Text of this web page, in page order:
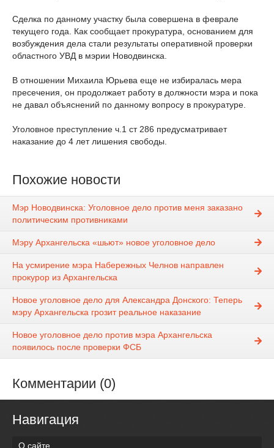
Сделка по данному участку была совершена в феврале
текущего года. Как сообщает прокуратура, основанием для
возбуждения дела стали результаты оперативной проверки
областного УВД в мэрии Новодвинска.
В отношении Михаила Юрьева еще не избиралась мера
пресечения, он продолжает работу в должности мэра и пока
не давал объяснений по данному вопросу в прокуратуре.
Уголовное преступление ч.1 ст 286 предусматривает
наказание до 4 лет лишения свободы.
Похожие новости
Мэр Новодвинска: Уголовное дело против меня заказано
политическим противниками
Мэру Архангельска «шьют» новое уголовное дело
На усмирение мэра Набережных Челнов направлен
прокурор из Архангельска
Новое уголовное дело для Александра Донского: Теперь
мэру Архангельска грозит реальное наказание
Новое уголовное дело против мэра Архангельска
появилось после проверки ФСБ
Комментарии (0)
Навигация
О сайте